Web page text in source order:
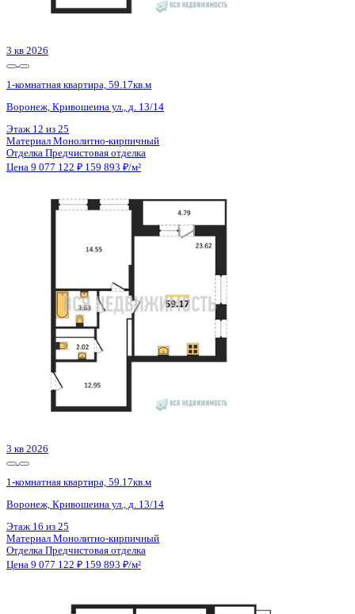
1-комнатная квартира, 60.9кв.м
Воронеж, Содружества бул., д. 5
14 из 15
Материал
Отделка Предчистовая отделка
Цена 9 074 100 ₽ 165 586 ₽/м²